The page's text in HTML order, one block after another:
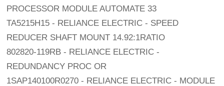
PROCESSOR MODULE AUTOMATE 33
TA5215H15 - RELIANCE ELECTRIC - SPEED
REDUCER SHAFT MOUNT 14.92:1RATIO
802820-119RB - RELIANCE ELECTRIC -
REDUNDANCY PROC OR
1SAP140100R0270 - RELIANCE ELECTRIC - MODULE